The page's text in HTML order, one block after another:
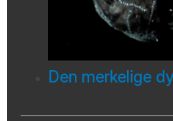
Den merkelige